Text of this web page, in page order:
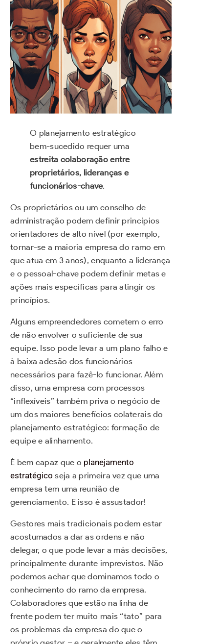
O planejamento estratégico
bem-sucedido requer uma
estreita colaboração entre
proprietários, lideranças e
funcionários-chave.
Os proprietários ou um conselho de
administração podem definir princípios
orientadores de alto nível (por exemplo,
tornar-se a maioria empresa do ramo em
que atua em 3 anos), enquanto a liderança
e o pessoal-chave podem definir metas e
ações mais específicas para atingir os
princípios.
Alguns empreendedores cometem o erro
de não envolver o suficiente de sua
equipe. Isso pode levar a um plano falho e
à baixa adesão dos funcionários
necessários para fazê-lo funcionar. Além
disso, uma empresa com processos
“inflexíveis” também priva o negócio de
um dos maiores benefícios colaterais do
planejamento estratégico: formação de
equipe e alinhamento.
É bem capaz que o planejamento
estratégico seja a primeira vez que uma
empresa tem uma reunião de
gerenciamento. E isso é assustador!
Gestores mais tradicionais podem estar
acostumados a dar as ordens e não
delegar, o que pode levar a más decisões,
principalmente durante imprevistos. Não
podemos achar que dominamos todo o
conhecimento do ramo da empresa.
Colaboradores que estão na linha de
frente podem ter muito mais “tato” para
os problemas da empresa do que o